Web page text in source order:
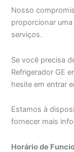
Nosso
proporcionar
serviços.
Se você precisa
Refrigerador GE
hesite em entrar
Estamos à
fornecer mais
Horário de